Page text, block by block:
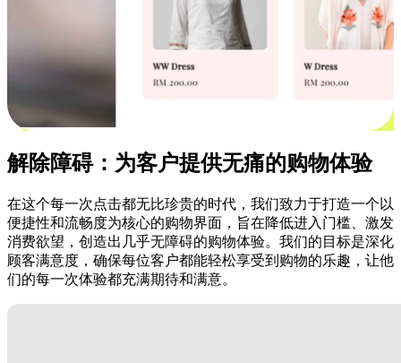
解除障碍：为客户提供无痛的购物体验
在这个每一次点击都无比珍贵的时代，我们致力于打造一个以
便捷性和流畅度为核心的购物界面，旨在降低进入门槛、激发
消费欲望，创造出几乎无障碍的购物体验。我们的目标是深化
顾客满意度，确保每位客户都能轻松享受到购物的乐趣，让他
们的每一次体验都充满期待和满意。